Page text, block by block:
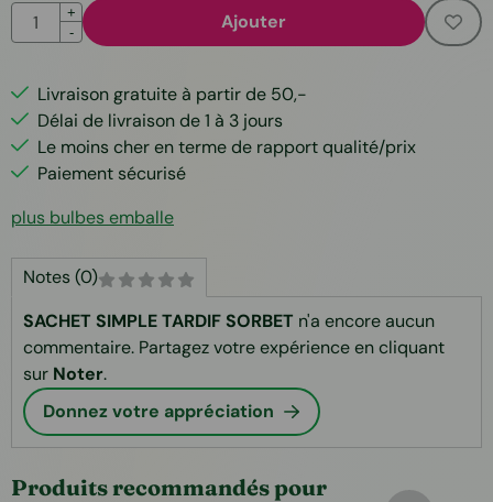
Quantité
+
-
Ajouter
Livraison gratuite à partir de 50,-
Délai de livraison de 1 à 3 jours
Le moins cher en terme de rapport qualité/prix
Paiement sécurisé
plus bulbes emballe
Notes (0)
SACHET SIMPLE TARDIF SORBET n'a encore aucun
commentaire. Partagez votre expérience en cliquant
sur Noter.
Donnez votre appréciation
Produits recommandés pour